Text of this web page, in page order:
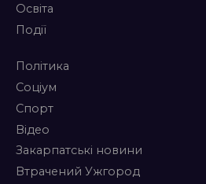
Освіта
Події
Політика
Соціум
Спорт
Відео
Закарпатські новини
Втрачений Ужгород